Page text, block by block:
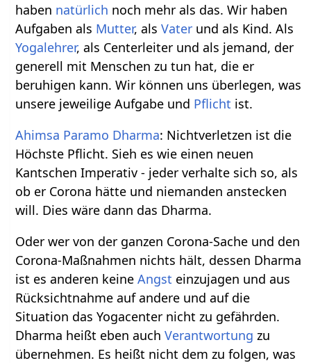
haben natürlich noch mehr als das. Wir haben
Aufgaben als Mutter, alsVater und als Kind. Als
Yogalehrer, als Centerleiter und als jemand, der
generell mit Menschen zu tun hat, die er
beruhigen kann. Wir können uns überlegen, was
unsere jeweilige Aufgabe und Pflicht ist.
Ahimsa Paramo Dharma: Nichtverletzen ist die
Höchste Pflicht. Sieh es wie einen neuen
Kantschen Imperativ - jeder verhalte sich so, als
ob er Corona hätte und niemanden anstecken
will. Dies wäre dann das Dharma.
Oder wer von der ganzen Corona-Sache und den
Corona-Maßnahmen nichts hält, dessen Dharma
ist es anderen keineAngst einzujagen und aus
Rücksichtnahme auf andere und auf die
Situation das Yogacenter nicht zu gefährden.
Dharma heißt eben auchVerantwortung zu
übernehmen. Es heißt nicht dem zu folgen, was